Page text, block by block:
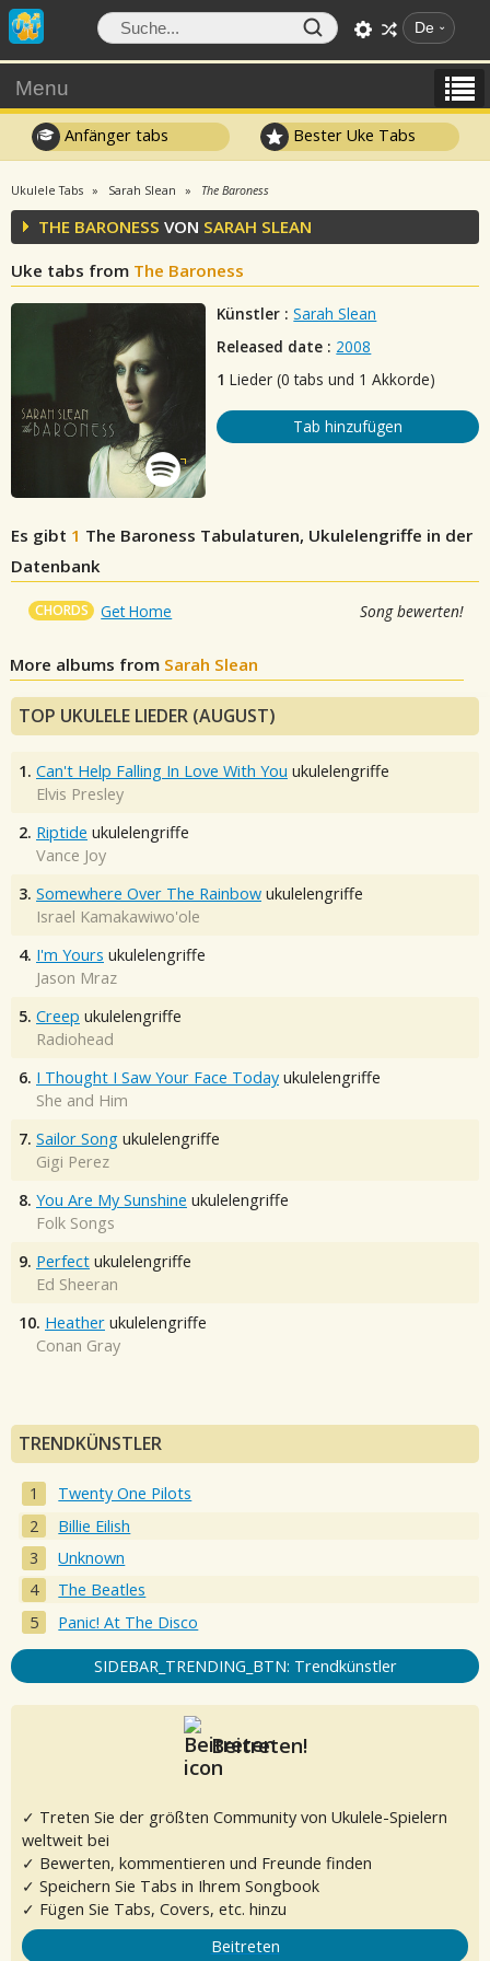
De
Menu
Anfänger tabs Bester Uke Tabs
Ukulele Tabs Sarah Slean The Baroness
THE BARONESS VON SARAH SLEAN
Uke tabs from The Baroness
Künstler : Sarah Slean
Released date : 2008
1 Lieder (0 tabs und 1 Akkorde)
Tab hinzufügen
Es gibt 1 The Baroness Tabulaturen, Ukulelengriffe in der
Datenbank
CHORDS Get Home Song bewerten!
More albums from Sarah Slean
TOP UKULELE LIEDER (AUGUST)
1. Can't Help Falling In Love With You ukulelengriffe
Elvis Presley
2. Riptide ukulelengriffe
Vance Joy
3. Somewhere Over The Rainbow ukulelengriffe
Israel Kamakawiwo'ole
4. I'm Yours ukulelengriffe
Jason Mraz
5. Creep ukulelengriffe
Radiohead
6. I Thought I Saw Your Face Today ukulelengriffe
She and Him
7. Sailor Song ukulelengriffe
Gigi Perez
8. You Are My Sunshine ukulelengriffe
Folk Songs
9. Perfect ukulelengriffe
Ed Sheeran
10. Heather ukulelengriffe
Conan Gray
TRENDKÜNSTLER
Twenty One Pilots
Billie Eilish
Unknown
The Beatles
Panic! At The Disco
SIDEBAR_TRENDING_BTN: Trendkünstler
Beitreten!
✓ Treten Sie der größten Community von Ukulele-Spielern
weltweit bei
✓ Bewerten, kommentieren und Freunde finden
✓ Speichern Sie Tabs in Ihrem Songbook
✓ Fügen Sie Tabs, Covers, etc. hinzu
Beitreten